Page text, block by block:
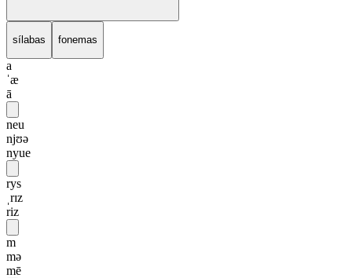
sílabas fonemas
a
ˈæ
ā
neu
njʊə
nyue
rys
ˌrɪz
riz
m
mə
mē